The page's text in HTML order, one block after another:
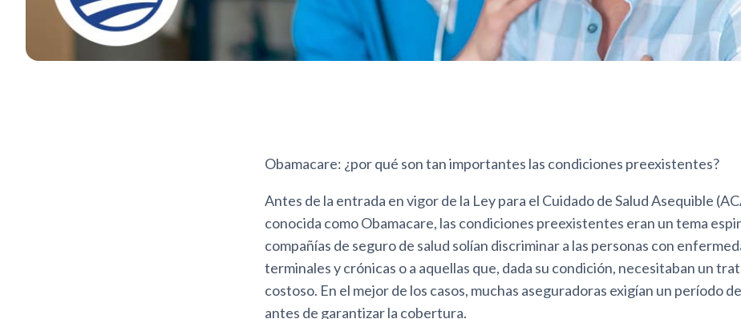
Obamacare: ¿por qué son tan importantes las condiciones preexistentes?
Antes de la entrada en vigor de la Ley para el Cuidado de Salud Asequible
conocida como Obamacare, las condiciones preexistentes eran un tema
compañías de seguro de salud solían discriminar a las personas con
terminales y crónicas o a aquellas que, dada su condición, necesitaban un
costoso. En el mejor de los casos, muchas aseguradoras exigían un período
antes de garantizar la cobertura.